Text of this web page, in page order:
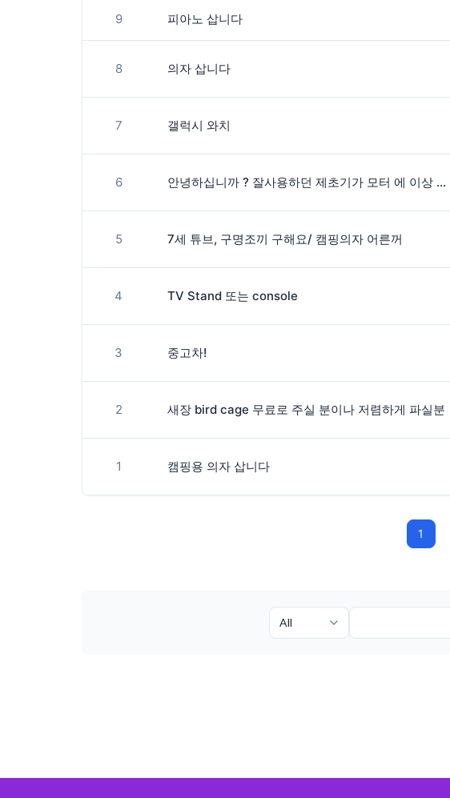
9 피아노 삽니다
8 의자 삽니다
7 갤럭시 와치
6 안녕하십니까 ? 잘사용하던 제초기가 모터 에 이상 이 있는지 탄 냄새로인해 작동이 안되여 혹시 사용하지 않고 파실 생각이시면 연락 주세요 혹시래도 싸게 구입할곳을 아시는분 더불어 연락 부탁 드립니다
5 7세 튜브, 구명조끼 구해요/ 캠핑의자 어른꺼
4 TV Stand 또는 console
3 중고차!
2 새장 bird cage 무료로 주실 분이나 저렴하게 파실분
1 캠핑용 의자 삽니다
1